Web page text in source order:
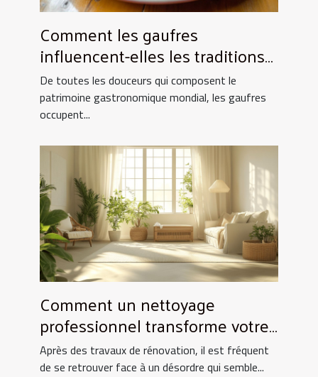
Comment les gaufres
influencent-elles les traditions
culinaires ?
De toutes les douceurs qui composent le
patrimoine gastronomique mondial, les gaufres
occupent...
Comment un nettoyage
professionnel transforme votre
espace après rénovation ?
Après des travaux de rénovation, il est fréquent
de se retrouver face à un désordre qui semble...